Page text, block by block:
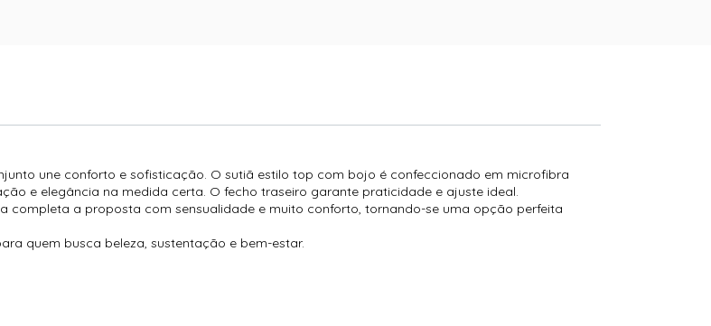
une conforto e sofisticação. O sutiã estilo top com bojo é confeccionado em microfibra
e elegância na medida certa. O fecho traseiro garante praticidade e ajuste ideal.
completa a proposta com sensualidade e muito conforto, tornando-se uma opção perfeita
quem busca beleza, sustentação e bem-estar.